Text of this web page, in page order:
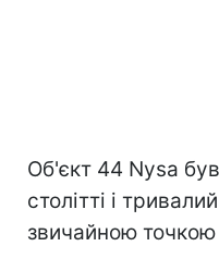
Об'єкт 44 Nysa
столітті і
звичайною точкою